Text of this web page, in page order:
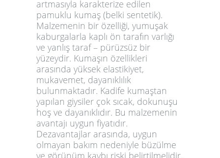
artmasıyla karakterize edilen
pamuklu kumaş (belki sentetik).
Malzemenin bir özelliği, yumuşak
kaburgalarla kaplı ön tarafın varlığı
ve yanlış taraf – pürüzsüz bir
yüzeydir. Kumaşın özellikleri
arasında yüksek elastikiyet,
mukavemet, dayanıklılık
bulunmaktadır. Kadife kumaştan
yapılan giysiler çok sıcak, dokunuşu
hoş ve dayanıklıdır. Bu malzemenin
avantajı uygun fiyatıdır.
Dezavantajlar arasında, uygun
olmayan bakım nedeniyle büzülme
ve görünüm kaybı riski belirtilmelidir.